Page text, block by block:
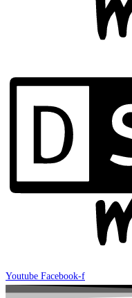
Youtube Facebook-f